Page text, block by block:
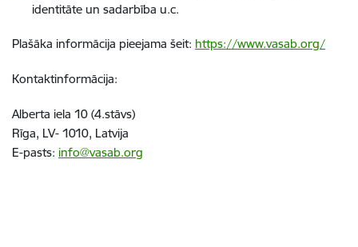
identitāte un sadarbība u.c.
Plašāka informācija pieejama šeit: https://www.vasab.org/
Kontaktinformācija:
Alberta iela 10 (4.stāvs)
Rīga, LV- 1010, Latvija
E-pasts: info@vasab.org